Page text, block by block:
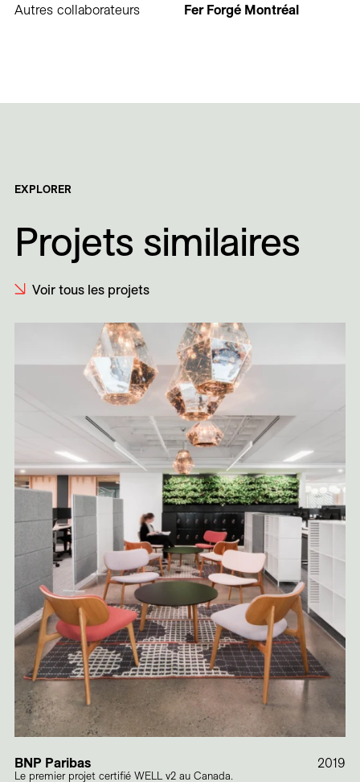
Autres collaborateurs
Fer Forgé Montréal
EXPLORER
Projets similaires
Voir tous les projets
BNP Paribas
Le premier projet certifié WELL v2 au Canada.
2019